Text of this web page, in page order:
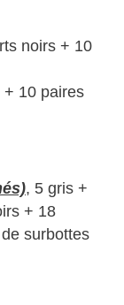
noirs + 10
+ 10 paires
, 5 gris +
+ 18
surbottes